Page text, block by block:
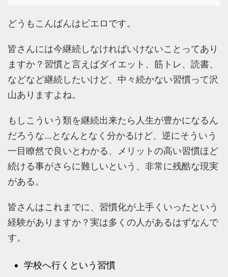
どうもこんばんはピエロです。
皆さんには今継続しなければいけないことってあり
ますか？習慣と言えばダイエット、筋トレ、読書、
などなど継続したいけど、中々続かない習慣って沢
山ありますよね。
もしこういう類を継続出来たら人生が豊かになるん
だろうな…となんとなく分かるけど、逆にそういう
一目瞭然で良いとわかる、メリットの高い習慣ほど
続ける事がさらに難しいという、非常に残酷な現実
がある。
皆さんはこれまでに、習慣化が上手くいったという
経験がありますか？実は多くの人があるはずなんで
す。
学校へ行くという習慣